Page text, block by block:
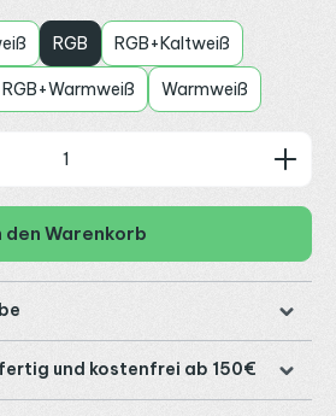
RGB RGB+Kaltweiß
RGB+Warmweiß Warmweiß
den gewünschten Wert ein
den Warenkorb
und kostenfrei ab 150€